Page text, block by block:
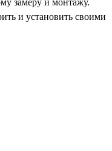
замеру и монтажу.
и установить своими